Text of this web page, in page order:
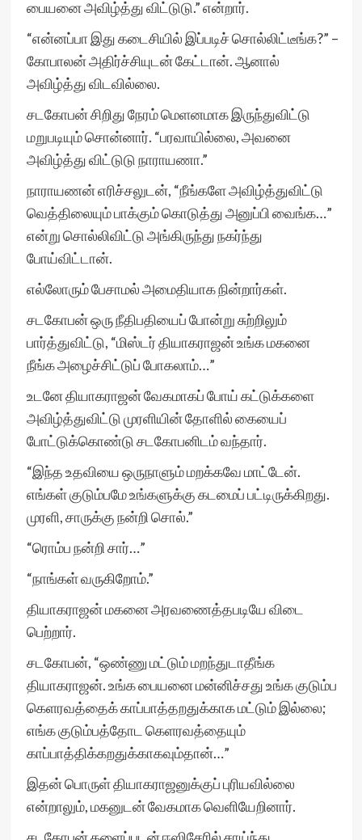
பையனை அவிழ்த்து விட்டுடு.” என்றார்.
“என்னப்பா இது கடைசியில் இப்படிச் சொல்லிட்டீங்க?” –
கோபாலன் அதிர்ச்சியுடன் கேட்டான். ஆனால்
அவிழ்த்து விடவில்லை.
சடகோபன் சிறிது நேரம் மெளனமாக இருந்துவிட்டு
மறுபடியும் சொன்னார். “பரவாயில்லை, அவனை
அவிழ்த்து விட்டுடு நாராயணா.”
நாராயணன் எரிச்சலுடன், “நீங்களே அவிழ்த்துவிட்டு
வெத்திலையும் பாக்கும் கொடுத்து அனுப்பி வைங்க…”
என்று சொல்லிவிட்டு அங்கிருந்து நகர்ந்து
போய்விட்டான்.
எல்லோரும் பேசாமல் அமைதியாக நின்றார்கள்.
சடகோபன் ஒரு நீதிபதியைப் போன்று சுற்றிலும்
பார்த்துவிட்டு, “மிஸ்டர் தியாகராஜன் உங்க மகனை
நீங்க அழைச்சிட்டுப் போகலாம்…”
உடனே தியாகராஜன் வேகமாகப் போய் கட்டுக்களை
அவிழ்த்துவிட்டு முரளியின் தோளில் கையைப்
போட்டுக்கொண்டு சடகோபனிடம் வந்தார்.
“இந்த உதவியை ஒருநாளும் மறக்கவே மாட்டேன்.
எங்கள் குடும்பமே உங்களுக்கு கடமைப் பட்டிருக்கிறது.
முரளி, சாருக்கு நன்றி சொல்.”
“ரொம்ப நன்றி சார்…”
“நாங்கள் வருகிறோம்.”
தியாகராஜன் மகனை அரவணைத்தபடியே விடை
பெற்றார்.
சடகோபன், “ஒண்ணு மட்டும் மறந்துடாதீங்க
தியாகராஜன். உங்க பையனை மன்னிச்சது உங்க குடும்ப
கெளரவத்தைக் காப்பாத்தறதுக்காக மட்டும் இல்லை;
எங்க குடும்பத்தோட கெளரவத்தையும்
காப்பாத்திக்கறதுக்காகவும்தான்…”
இதன் பொருள் தியாகராஜனுக்குப் புரியவில்லை
என்றாலும், மகனுடன் வேகமாக வெளியேறினார்.